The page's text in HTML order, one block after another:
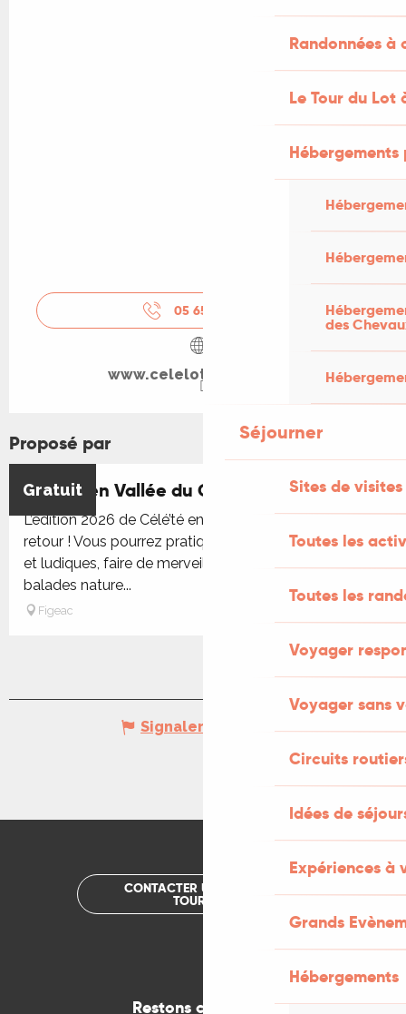
Randonnées
Le Tour du Lot
des
Séjourner
Sites de visites
Toutes les
Toutes les
Voyager
Voyager sans
Circuits
Idées de
Expériences à
Grands
Hébergements
05 65 11 47
www.celelotmedian.com
Proposé par
Gratuit
Célé'té en Vallée du Célé
L’édition 2026 de Célé’té en vallée du Célé est de
retour ! Vous pourrez pratiquer des activités sportives
et ludiques, faire de merveilleuses découvertes et des
balades nature...
Figeac
Signaler une erreur
CONTACTER UN OFFICE DE
TOURISME
Restons connectés